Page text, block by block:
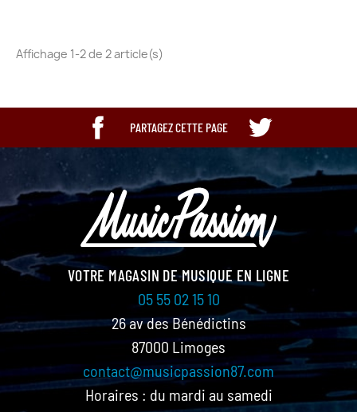
Affichage 1-2 de 2 article(s)
PARTAGEZ CETTE PAGE
VOTRE MAGASIN DE MUSIQUE EN LIGNE
05 55 02 15 10
26 av des Bénédictins
87000 Limoges
contact@musicpassion87.com
Horaires : du mardi au samedi